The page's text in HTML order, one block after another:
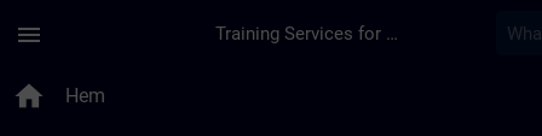
menu Training Services for Digital Industries
home Hem